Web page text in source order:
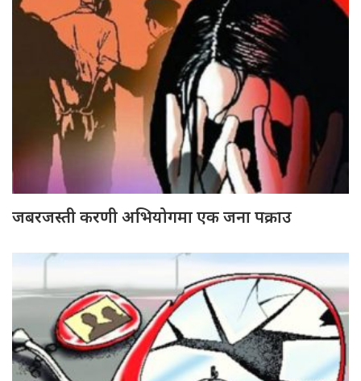
जबरजस्ती करणी अभियोगमा एक जना पक्राउ